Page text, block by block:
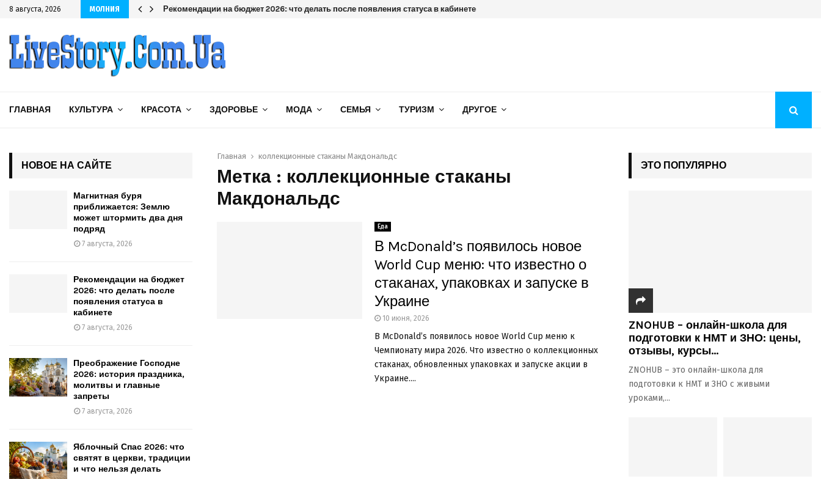
8 августа, 2026 МОЛНИЯ Рекомендации на бюджет 2026: что делать после появления статуса в кабинете
ГЛАВНАЯ КУЛЬТУРА КРАСОТА ЗДОРОВЬЕ МОДА СЕМЬЯ ТУРИЗМ ДРУГОЕ
Главная коллекционные стаканы Макдональдс
Метка : коллекционные стаканы
Макдональдс
Еда
В McDonald’s появилось новое
World Cup меню: что известно о
стаканах, упаковках и запуске в
Украине
10 июня, 2026
В McDonald’s появилось новое World Cup меню к
Чемпионату мира 2026. Что известно о коллекционных
стаканах, обновленных упаковках и запуске акции в
Украине....
НОВОЕ НА САЙТЕ
Магнитная буря
приближается: Землю
может штормить два дня
подряд
7 августа, 2026
Рекомендации на бюджет
2026: что делать после
появления статуса в
кабинете
7 августа, 2026
Преображение Господне
2026: история праздника,
молитвы и главные
запреты
7 августа, 2026
Яблочный Спас 2026: что
святят в церкви, традиции
и что нельзя делать
ЭТО ПОПУЛЯРНО
ZNOHUB – онлайн-школа для
подготовки к НМТ и ЗНО: цены,
отзывы, курсы...
ZNOHUB – это онлайн-школа для
подготовки к НМТ и ЗНО с живыми
уроками,...